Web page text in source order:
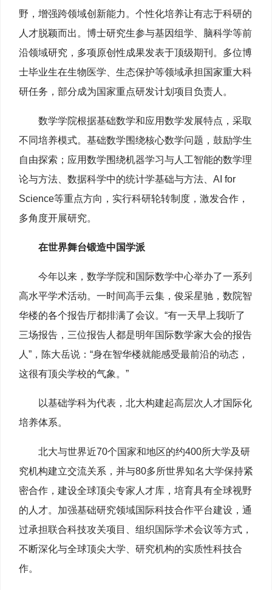
野，增强跨领域创新能力。个性化培养让有志于科研的
人才脱颖而出。博士研究生参与基因组学、脑科学等前
沿领域研究，多项原创性成果发表于顶级期刊。多位博
士毕业生在生物医学、生态保护等领域承担国家重大科
研任务，部分成为国家重点研发计划项目负责人。
数学学院根据基础数学和应用数学发展特点，采取
不同培养模式。基础数学围绕核心数学问题，鼓励学生
自由探索；应用数学围绕机器学习与人工智能的数学理
论与方法、数据科学中的统计学基础与方法、AI for
Science等重点方向，实行科研轮转制度，激发合作，
多角度开展研究。
在世界舞台锻造中国学派
今年以来，数学学院和国际数学中心举办了一系列
高水平学术活动。一时间高手云集，俊采星驰，数院智
华楼的各个报告厅都排满了会议。“有一天早上我听了
三场报告，三位报告人都是明年国际数学家大会的报告
人”，陈大岳说：“身在智华楼就能感受最前沿的动态，
这很有顶尖学校的气象。”
以基础学科为代表，北大构建起高层次人才国际化
培养体系。
北大与世界近70个国家和地区的约400所大学及研
究机构建立交流关系，并与80多所世界知名大学保持紧
密合作，建设全球顶尖专家人才库，培育具有全球视野
的人才。加强基础研究领域国际科技合作平台建设，通
过承担联合科技攻关项目、组织国际学术会议等方式，
不断深化与全球顶尖大学、研究机构的实质性科技合
作。